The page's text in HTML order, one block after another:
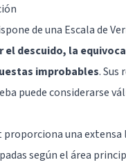
de una Escala de
descuido, la
improbables. Sus
puede considerarse
proporciona una extensa
según el área